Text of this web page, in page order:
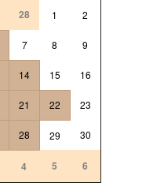
28 1 2
7 8 9
14 15 16
21 22 23
28 29 30
4 5 6